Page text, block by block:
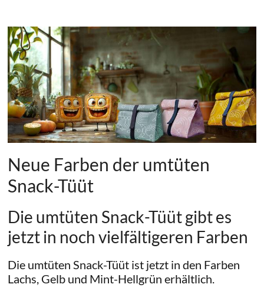
Neue Farben der umtüten
Snack-Tüüt
Die umtüten Snack-Tüüt gibt es
jetzt in noch vielfältigeren Farben
Die umtüten Snack-Tüüt ist jetzt in den Farben
Lachs, Gelb und Mint-Hellgrün erhältlich.